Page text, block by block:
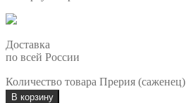
Доставка
по всей России
Количество товара Прерия (саженец)
В корзину